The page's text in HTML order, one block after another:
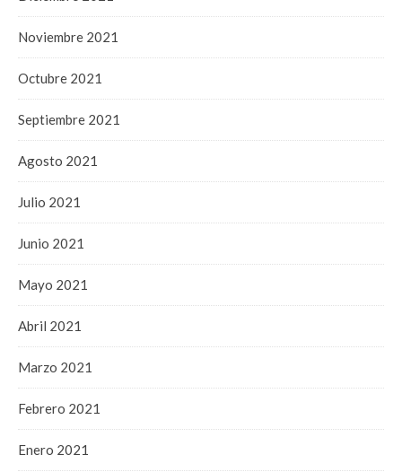
Noviembre 2021
Octubre 2021
Septiembre 2021
Agosto 2021
Julio 2021
Junio 2021
Mayo 2021
Abril 2021
Marzo 2021
Febrero 2021
Enero 2021